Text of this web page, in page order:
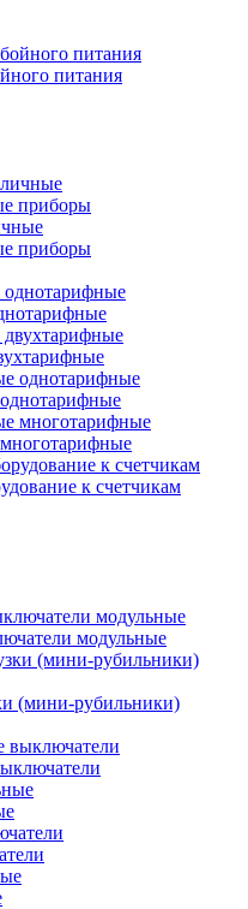
питания
приборы
к счетчикам
модульные
(мини-рубильники)